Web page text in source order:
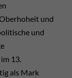
und
und
13.
als Mark